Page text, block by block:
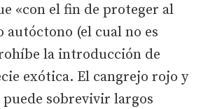
«con el fin de proteger al
autóctono (el cual no es
la introducción de
exótica. El cangrejo rojo y
puede sobrevivir largos